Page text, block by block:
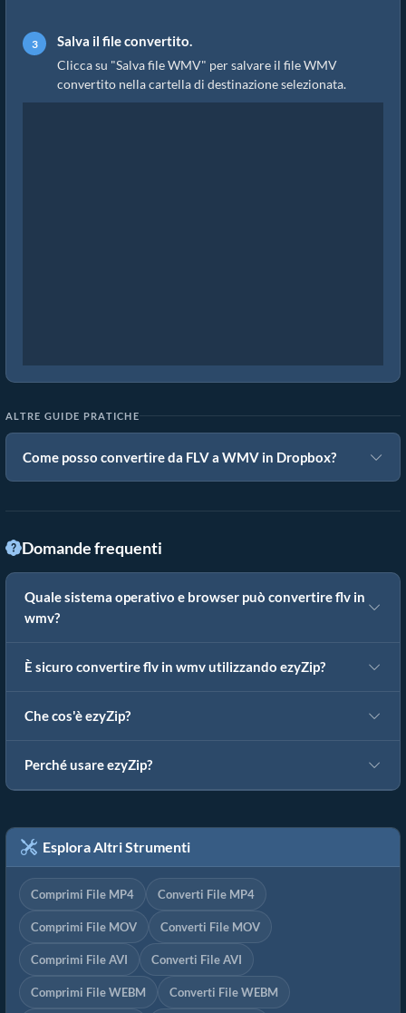
Salva il file convertito.
Clicca su "Salva file WMV" per salvare il file WMV
convertito nella cartella di destinazione selezionata.
ALTRE GUIDE PRATICHE
Come posso convertire da FLV a WMV in Dropbox?
Domande frequenti
Quale sistema operativo e browser può convertire flv in
wmv?
È sicuro convertire flv in wmv utilizzando ezyZip?
Che cos'è ezyZip?
Perché usare ezyZip?
Esplora Altri Strumenti
Comprimi File MP4 Converti File MP4
Comprimi File MOV Converti File MOV
Comprimi File AVI Converti File AVI
Comprimi File WEBM Converti File WEBM